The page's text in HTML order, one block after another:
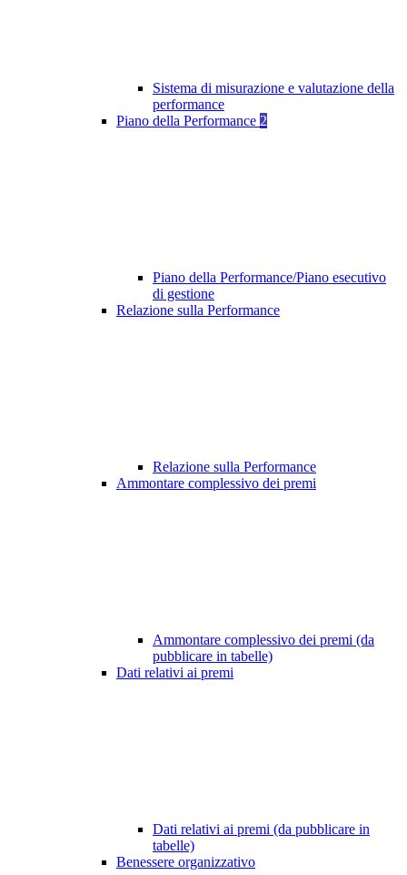
Sistema di misurazione e valutazione della
performance
Piano della Performance 2
Piano della Performance/Piano esecutivo
di gestione
Relazione sulla Performance
Relazione sulla Performance
Ammontare complessivo dei premi
Ammontare complessivo dei premi (da
pubblicare in tabelle)
Dati relativi ai premi
Dati relativi ai premi (da pubblicare in
tabelle)
Benessere organizzativo